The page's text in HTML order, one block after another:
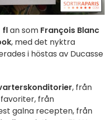
flan som François Blanc
, med det nyktra
i höstas av Ducasse
, från
från
galna recepten, från